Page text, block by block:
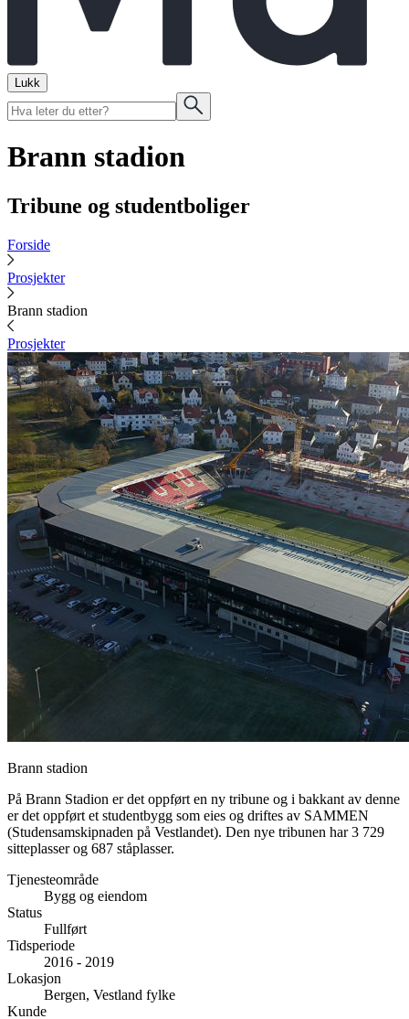
Lukk
Brann stadion
Tribune og studentboliger
Forside
Prosjekter
Brann stadion
Prosjekter
Brann stadion
På Brann Stadion er det oppført en ny tribune og i bakkant av denne
er det oppført et studentbygg som eies og driftes av SAMMEN
(Studensamskipnaden på Vestlandet). Den nye tribunen har 3 729
sitteplasser og 687 ståplasser.
Tjenesteområde
Bygg og eiendom
Status
Fullført
Tidsperiode
2016 - 2019
Lokasjon
Bergen, Vestland fylke
Kunde